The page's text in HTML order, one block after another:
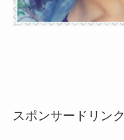
スポンサードリンク